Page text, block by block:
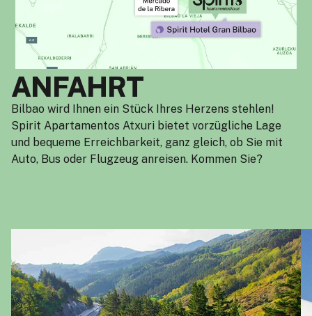
ANFAHRT
Bilbao wird Ihnen ein Stück Ihres Herzens stehlen!
Spirit Apartamentos Atxuri bietet vorzügliche Lage
und bequeme Erreichbarkeit, ganz gleich, ob Sie mit
Auto, Bus oder Flugzeug anreisen. Kommen Sie?